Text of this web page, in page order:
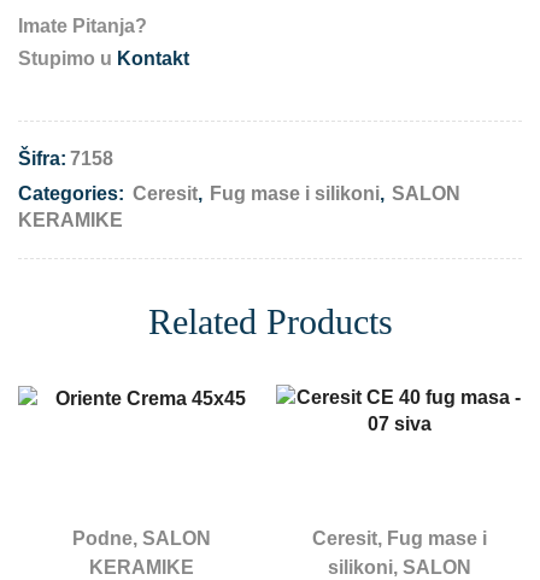
Imate Pitanja?
Stupimo u Kontakt
Šifra: 7158
Categories: Ceresit, Fug mase i silikoni, SALON
KERAMIKE
Related Products
Podne, SALON
KERAMIKE
Ceresit, Fug mase i
silikoni, SALON